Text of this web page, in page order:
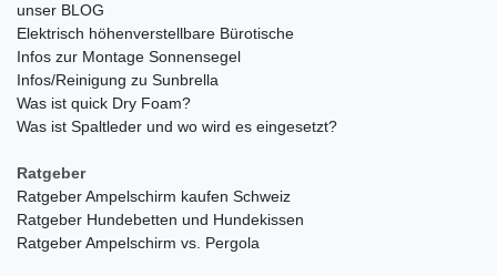
unser BLOG
Elektrisch höhenverstellbare Bürotische
Infos zur Montage Sonnensegel
Infos/Reinigung zu Sunbrella
Was ist quick Dry Foam?
Was ist Spaltleder und wo wird es eingesetzt?
Ratgeber
Ratgeber Ampelschirm kaufen Schweiz
Ratgeber Hundebetten und Hundekissen
Ratgeber Ampelschirm vs. Pergola